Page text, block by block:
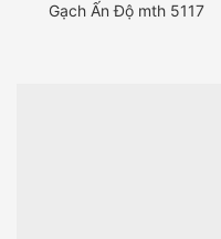
Gạch Ấn Độ mth 5117